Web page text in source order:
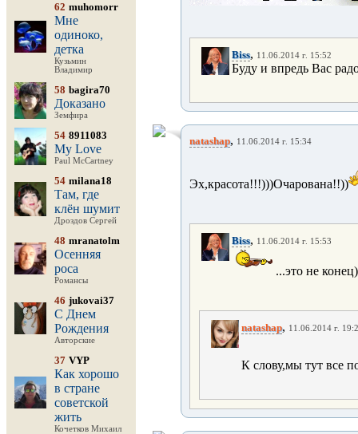
62 muhomorr
Мне
одиноко,
детка
Кузьмин
Владимир
58 bagira70
Доказано
Земфира
54 8911083
My Love
Paul McCartney
54 milana18
Там, где
клён шумит
Дроздов Сергей
48 mranatolm
Осенняя
роса
Романсы
46 jukovai37
С Днем
Рождения
Авторские
37 VYP
Как хорошо
в стране
советской
жить
Кочетков Михаил
Biss, 11.06.2014 г. 15:52
Буду и впредь Вас
natashap, 11.06.2014 г. 15:34
Эх,красота!!!)))Очарована!!))
Biss, 11.06.2014 г. 15:53
...это не
natashap, 11.06.2014 г.
К слову,мы тут все